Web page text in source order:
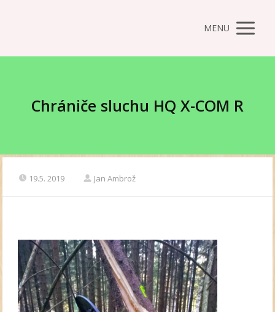
MENU
Chrániče sluchu HQ X-COM R
19.5. 2019 Jan Ambrož